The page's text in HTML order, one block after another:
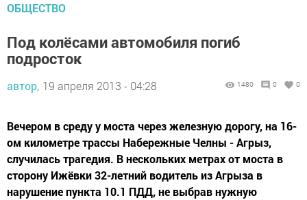
ОБЩЕСТВО
Под колёсами автомобиля погиб
подросток
автор, 19 апреля 2013 - 04:28 1480 0 0
Вечером в среду у моста через железную дорогу, на 16-
ом километре трассы Набережные Челны - Агрыз,
случилась трагедия. В нескольких метрах от моста в
сторону Ижёвки 32-летний водитель из Агрыза в
нарушение пункта 10.1 ПДД, не выбрав нужную